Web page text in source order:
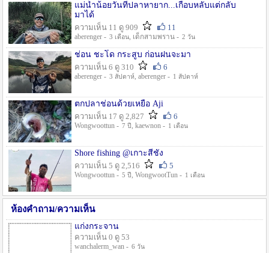
แม่น้ำน้อยวันที่ปลาหายาก...เกือบหลับแต่กลับ
มาได้
ความเห็น 11 ดู 909
11
aberenger - 3 เดือน, เด็กสามพราน - 2 วัน
ช่อน ชะโด กระสูบ ก่อนฝนจะมา
ความเห็น 6 ดู 310
6
aberenger - 3 สัปดาห์, aberenger - 1 สัปดาห์
ตกปลาช่อนด้วยเหยื่อ Aji
ความเห็น 17 ดู 2,827
6
Wongwoottun - 7 ปี , kaewnon - 1 เดือน
Shore fishing @เกาะสีชัง
ความเห็น 5 ดู 2,516
5
Wongwoottun - 5 ปี , WongwootTun - 1 เดือน
ห้องคำถาม/ความเห็น
แก่งกระจาน
ความเห็น 0 ดู 53
wanchalerm_wan - 6 วัน